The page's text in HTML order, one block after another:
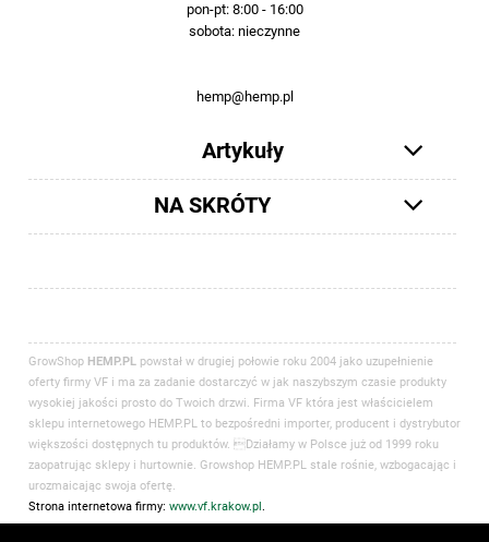
pon-pt: 8:00 - 16:00
sobota: nieczynne
hemp@hemp.pl
Artykuły
NA SKRÓTY
GrowShop HEMP.PL powstał w drugiej połowie roku 2004 jako uzupełnienie
oferty firmy VF i ma za zadanie dostarczyć w jak naszybszym czasie produkty
wysokiej jakości prosto do Twoich drzwi. Firma VF która jest właścicielem
sklepu internetowego HEMP.PL to bezpośredni importer, producent i dystrybutor
większości dostępnych tu produktów. Działamy w Polsce już od 1999 roku
zaopatrując sklepy i hurtownie. Growshop HEMP.PL stale rośnie, wzbogacając i
urozmaicając swoja ofertę.
Strona internetowa firmy: www.vf.krakow.pl.